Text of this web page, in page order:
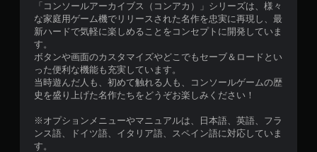
「コンソールアーカイブス（コンアカ）」シリーズは、様々
な家庭用ゲーム機でリリースされた名作を忠実に再現し、最
新ハードで気軽に楽しめることをコンセプトに開発していま
す。
ボタンや画面のカスタマイズやどこでもセーブ＆ロードとい
った便利な機能も充実しています。
当時遊んだ人も、初めて触れる人も、コンソールゲームの歴
史を盛り上げた名作たちをどうぞお楽しみください！
※オプションメニューやマニュアルは、日本語、英語、フラ
ンス語、ドイツ語、イタリア語、スペイン語に対応していま
す。